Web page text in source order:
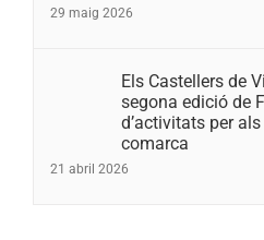
29 maig 2026
Els Castellers de
segona edició de
d’activitats per
comarca
21 abril 2026